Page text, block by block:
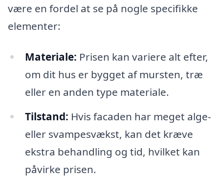
være en fordel at se på nogle specifikke
elementer:
Materiale: Prisen kan variere alt efter,
om dit hus er bygget af mursten, træ
eller en anden type materiale.
Tilstand: Hvis facaden har meget alge-
eller svampesvækst, kan det kræve
ekstra behandling og tid, hvilket kan
påvirke prisen.